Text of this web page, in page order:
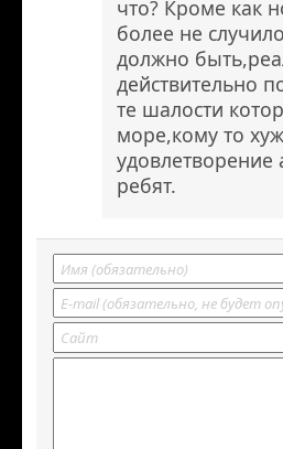
что? Кроме как
более не
должно
действительно
те шалости
море,кому то
ребят.